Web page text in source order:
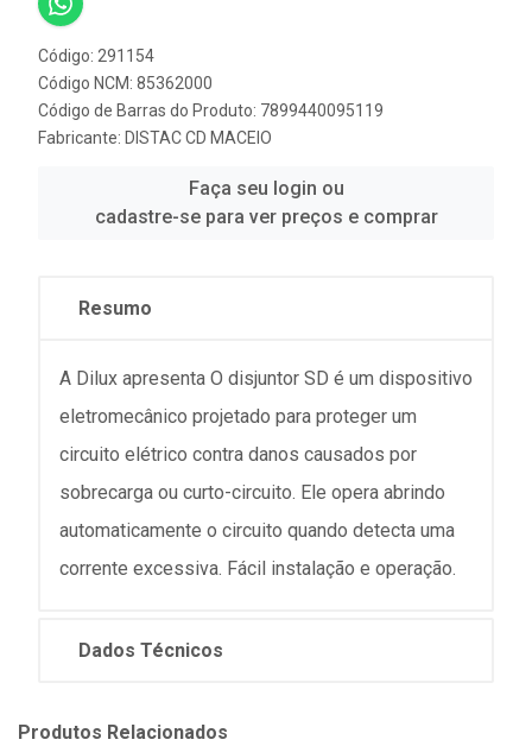
Código: 291154
Código NCM: 85362000
Código de Barras do Produto: 7899440095119
Fabricante: DISTAC CD MACEIO
Faça seu login ou
cadastre-se para ver preços e comprar
Resumo
A Dilux apresenta O disjuntor SD é um dispositivo
eletromecânico projetado para proteger um
circuito elétrico contra danos causados por
sobrecarga ou curto-circuito. Ele opera abrindo
automaticamente o circuito quando detecta uma
corrente excessiva. Fácil instalação e operação.
Dados Técnicos
Produtos Relacionados